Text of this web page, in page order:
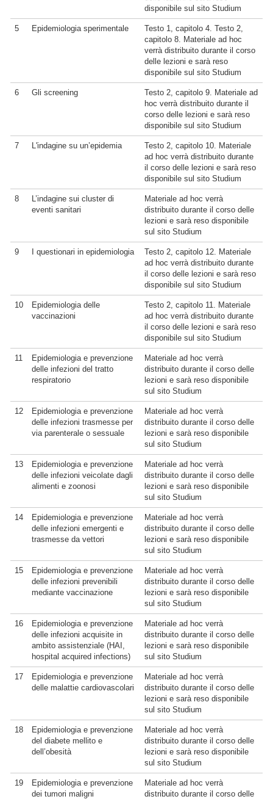
disponibile sul sito Studium
5 Epidemiologia sperimentale
Testo 1, capitolo 4. Testo 2,
capitolo 8. Materiale ad hoc
verrà distribuito durante il corso
delle lezioni e sarà reso
disponibile sul sito Studium
6 Gli screening
Testo 2, capitolo 9. Materiale ad
hoc verrà distribuito durante il
corso delle lezioni e sarà reso
disponibile sul sito Studium
7 L'indagine su un’epidemia
Testo 2, capitolo 10. Materiale
ad hoc verrà distribuito durante
il corso delle lezioni e sarà reso
disponibile sul sito Studium
8
L’indagine sui cluster di
eventi sanitari
Materiale ad hoc verrà
distribuito durante il corso delle
lezioni e sarà reso disponibile
sul sito Studium
9 I questionari in epidemiologia
Testo 2, capitolo 12. Materiale
ad hoc verrà distribuito durante
il corso delle lezioni e sarà reso
disponibile sul sito Studium
10
Epidemiologia delle
vaccinazioni
Testo 2, capitolo 11. Materiale
ad hoc verrà distribuito durante
il corso delle lezioni e sarà reso
disponibile sul sito Studium
11
Epidemiologia e prevenzione
delle infezioni del tratto
respiratorio
Materiale ad hoc verrà
distribuito durante il corso delle
lezioni e sarà reso disponibile
sul sito Studium
12
Epidemiologia e prevenzione
delle infezioni trasmesse per
via parenterale o sessuale
Materiale ad hoc verrà
distribuito durante il corso delle
lezioni e sarà reso disponibile
sul sito Studium
13
Epidemiologia e prevenzione
delle infezioni veicolate dagli
alimenti e zoonosi
Materiale ad hoc verrà
distribuito durante il corso delle
lezioni e sarà reso disponibile
sul sito Studium
14
Epidemiologia e prevenzione
delle infezioni emergenti e
trasmesse da vettori
Materiale ad hoc verrà
distribuito durante il corso delle
lezioni e sarà reso disponibile
sul sito Studium
15
Epidemiologia e prevenzione
delle infezioni prevenibili
mediante vaccinazione
Materiale ad hoc verrà
distribuito durante il corso delle
lezioni e sarà reso disponibile
sul sito Studium
16
Epidemiologia e prevenzione
delle infezioni acquisite in
ambito assistenziale (HAI,
hospital acquired infections)
Materiale ad hoc verrà
distribuito durante il corso delle
lezioni e sarà reso disponibile
sul sito Studium
17
Epidemiologia e prevenzione
delle malattie cardiovascolari
Materiale ad hoc verrà
distribuito durante il corso delle
lezioni e sarà reso disponibile
sul sito Studium
18
Epidemiologia e prevenzione
del diabete mellito e
dell’obesità
Materiale ad hoc verrà
distribuito durante il corso delle
lezioni e sarà reso disponibile
sul sito Studium
19
Epidemiologia e prevenzione
dei tumori maligni
Materiale ad hoc verrà
distribuito durante il corso delle